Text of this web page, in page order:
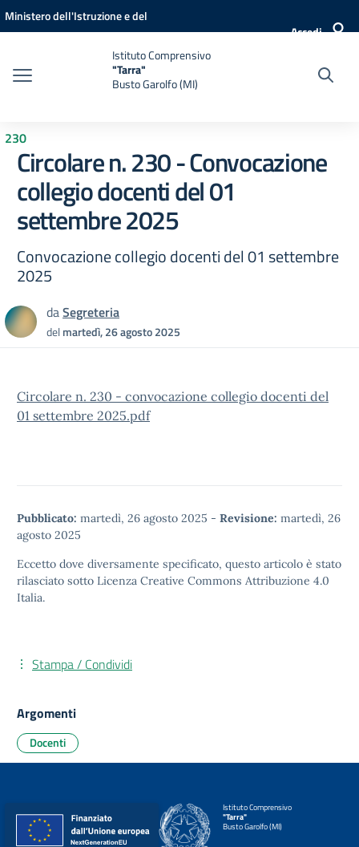
Vai ai contenuti
Vai al menu di navigazione
Vai al footer
Ministero dell'Istruzione e del
Accedi
Istituto Comprensivo
"Tarra"
Busto Garolfo (MI)
230
Circolare n. 230 - Convocazione
collegio docenti del 01
settembre 2025
Convocazione collegio docenti del 01 settembre
2025
daSegreteria
delmartedì, 26 agosto 2025
Circolare n. 230 - convocazione collegio docenti del
01 settembre 2025.pdf
Pubblicato: martedì, 26 agosto 2025 - Revisione: martedì, 26
agosto 2025
Eccetto dove diversamente specificato, questo articolo è stato
rilasciato sotto Licenza Creative Commons Attribuzione 4.0
Italia.
Stampa / Condividi
Argomenti
Docenti
Istituto Comprensivo
"Tarra"
Busto Garolfo (MI)